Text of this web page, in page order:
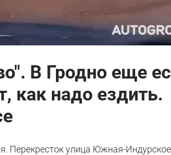
В Гродно еще
как надо ездить.
Перекресток улица Южная-Индурское